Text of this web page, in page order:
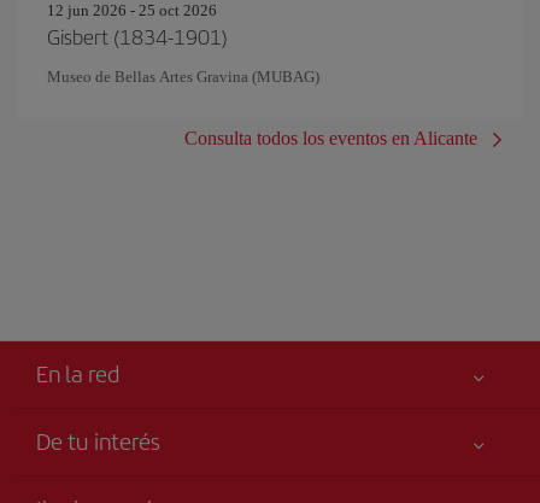
12 jun 2026 - 25 oct 2026
Gisbert (1834-1901)
Museo de Bellas Artes Gravina (MUBAG)
Consulta todos los eventos en Alicante
En la red
De tu interés